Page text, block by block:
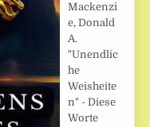
Mackenzi
e, Donald
A.
"Unendlic
he
Weisheite
n" - Diese
Worte